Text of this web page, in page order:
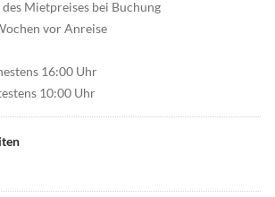
Mietpreises bei Buchung
vor Anreise
16:00 Uhr
10:00 Uhr